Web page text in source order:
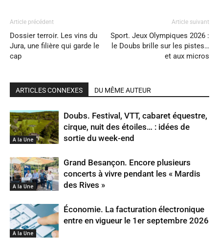
Article précédent
Dossier terroir. Les vins du
Jura, une filière qui garde le
cap
Article suivant
Sport. Jeux Olympiques 2026 :
le Doubs brille sur les pistes…
et aux micros
ARTICLES CONNEXES DU MÊME AUTEUR
A la Une
Doubs. Festival, VTT, cabaret équestre,
cirque, nuit des étoiles… : idées de
sortie du week-end
A la Une
Grand Besançon. Encore plusieurs
concerts à vivre pendant les « Mardis
des Rives »
A la Une
Économie. La facturation électronique
entre en vigueur le 1er septembre 2026